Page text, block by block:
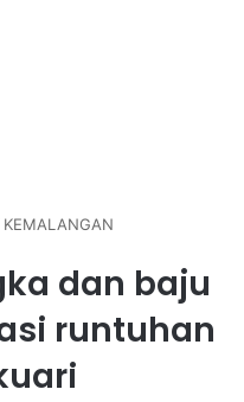
KEMALANGAN
dan baju
runtuhan